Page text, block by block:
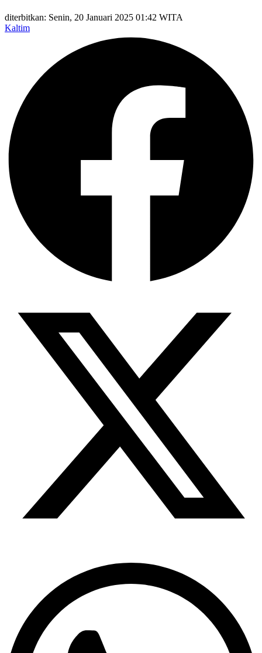
diterbitkan: Senin, 20 Januari 2025 01:42 WITA
Kaltim